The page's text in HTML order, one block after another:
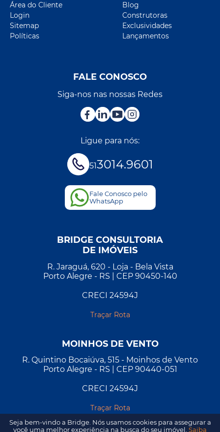
Área do Cliente
Login
Sitemap
Políticas
Blog
Construtoras
Exclusividades
Lançamentos
FALE CONOSCO
Siga-nos nas nossas Redes
Ligue para nós:
513014.9601
Fale Conosco pelo
WhatsApp
BRIDGE CONSULTORIA
DE IMÓVEIS
R. Jaraguá, 620 - Loja - Bela Vista
Porto Alegre - RS | CEP 90450-140
CRECI 24594J
Traçar Rota
MOINHOS DE VENTO
R. Quintino Bocaiúva, 515 - Moinhos de Vento
Porto Alegre - RS | CEP 90440-051
CRECI 24594J
Traçar Rota
Seja bem-vindo a Bridge. Nós usamos cookies para assegurar a
você uma melhor experiência na busca do seu imóvel. Saiba